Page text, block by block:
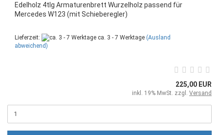
Edelholz 4tlg Armaturenbrett Wurzelholz passend für
Mercedes W123 (mit Schieberegler)
Lieferzeit: ca. 3 - 7 Werktage (Ausland
abweichend)
225,00 EUR
inkl. 19% MwSt. zzgl. Versand